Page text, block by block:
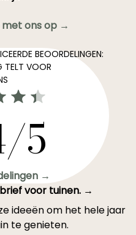
ons op →
BEOORDELINGEN:
TELT VOOR
5
→
voor tuinen. →
ideeën om het hele jaar
te genieten.